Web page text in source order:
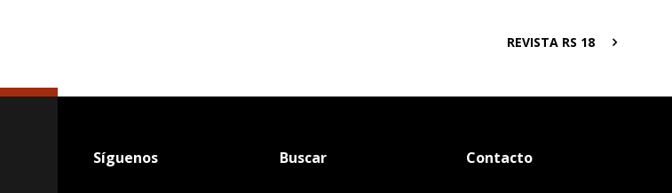
REVISTA RS 18
Síguenos Buscar Contacto